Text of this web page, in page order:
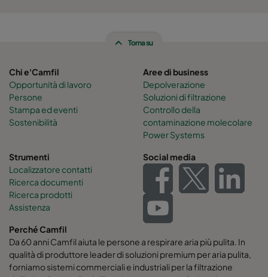
Torna su
Chi e'Camfil
Opportunità di lavoro
Persone
Stampa ed eventi
Sostenibilità
Aree di business
Depolverazione
Soluzioni di filtrazione
Controllo della
contaminazione molecolare
Power Systems
Strumenti
Localizzatore contatti
Ricerca documenti
Ricerca prodotti
Assistenza
Social media
Perché Camfil
Da 60 anni Camfil aiuta le persone a respirare aria più pulita. In
qualità di produttore leader di soluzioni premium per aria pulita,
forniamo sistemi commerciali e industriali per la filtrazione